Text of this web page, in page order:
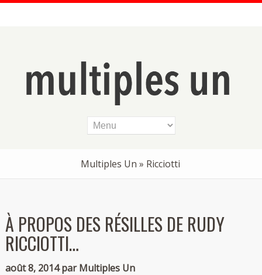
Multiples Un » Ricciotti
À PROPOS DES RÉSILLES DE RUDY
RICCIOTTI…
août 8, 2014 par Multiples Un